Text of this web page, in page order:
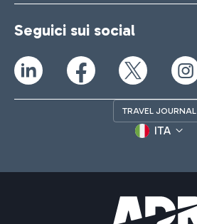
Seguici sui social
TRAVEL JOURNAL
ITA